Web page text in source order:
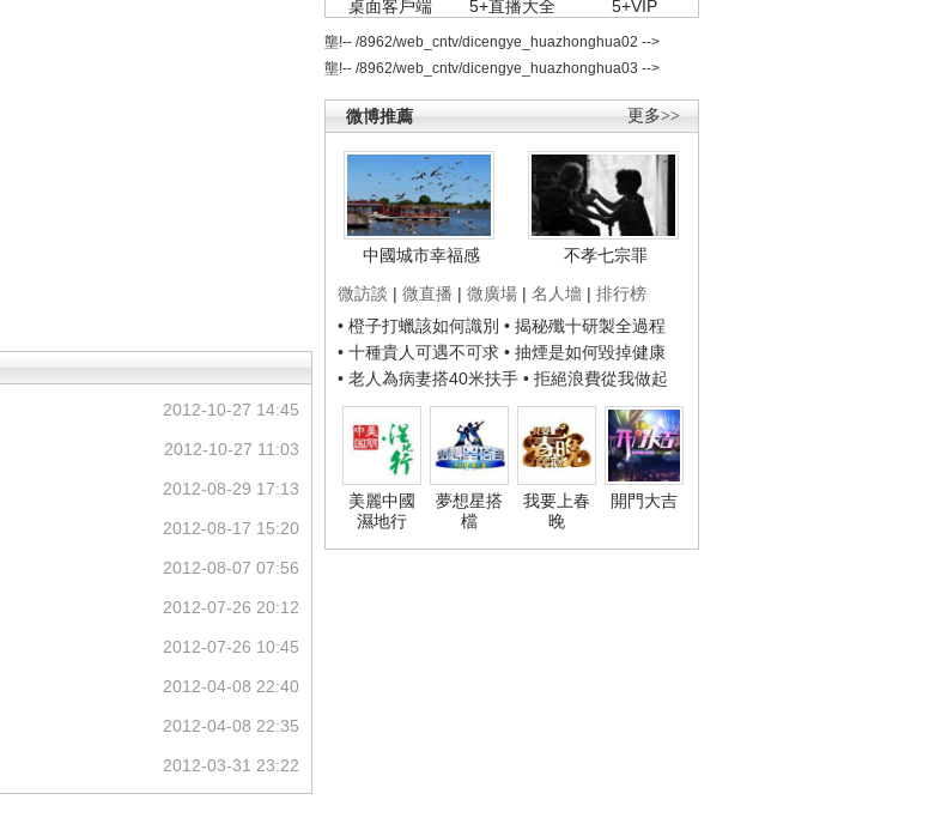
桌面客戶端 5+直播大全 5+VIP
壟!-- /8962/web_cntv/dicengye_huazhonghua02 -->
壟!-- /8962/web_cntv/dicengye_huazhonghua03 -->
更多>>
微博推薦
中國城市幸福感
不孝七宗罪
微訪談 | 微直播 | 微廣場 | 名人墻 | 排行榜
• 橙子打蠟該如何識別 • 揭秘殲十研製全過程
• 十種貴人可遇不可求 • 抽煙是如何毀掉健康
• 老人為病妻搭40米扶手 • 拒絕浪費從我做起
美麗中國
濕地行
夢想星搭
檔
我要上春
晚
開門大吉
2012-10-27 14:45
2012-10-27 11:03
2012-08-29 17:13
2012-08-17 15:20
2012-08-07 07:56
2012-07-26 20:12
2012-07-26 10:45
2012-04-08 22:40
2012-04-08 22:35
2012-03-31 23:22